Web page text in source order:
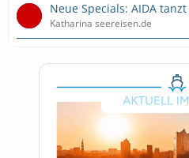
Neue Specials: AIDA
Katharina seereisen.de